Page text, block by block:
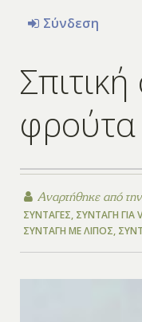
Σύνδεση
φρούτα
Αναρτήθηκε από την
ΣΥΝΤΑΓΈΣ, ΣΥΝΤΑΓΉ ΓΙΑ
ΣΥΝΤΑΓΉ ΜΕ ΛΊΠΟΣ,